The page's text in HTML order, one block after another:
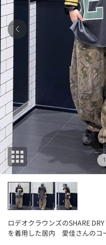
1
ロデオクラウンズのSHARE
を着用した居内 愛佳さんのコ